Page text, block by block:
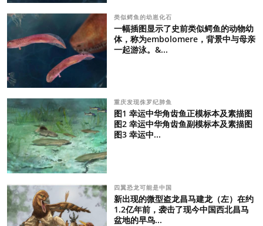
类似鳄鱼的幼崽化石
一幅插图显示了史前类似鳄鱼的动物幼
体，称为embolomere，背景中与母亲
一起游泳。&...
重庆发现侏罗纪肺鱼
图1 幸运中华角齿鱼正模标本及素描图
图2 幸运中华角齿鱼副模标本及素描图
图3 幸运中...
四翼恐龙可能是中国
新出现的微型盗龙昌马建龙（左）在约
1.2亿年前，袭击了现今中国西北昌马
盆地的早鸟...